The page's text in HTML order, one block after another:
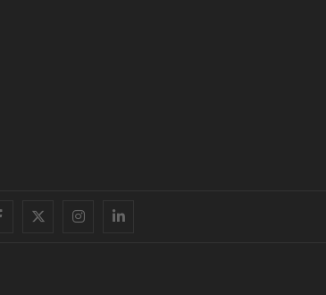
facebooktwitterinstagram
linkedin